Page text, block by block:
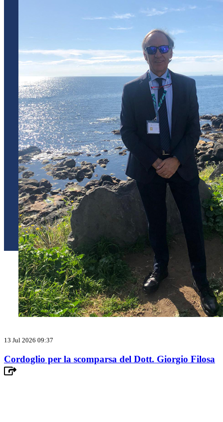
13 Jul 2026 09:37
Cordoglio per la scomparsa del Dott. Giorgio Filosa